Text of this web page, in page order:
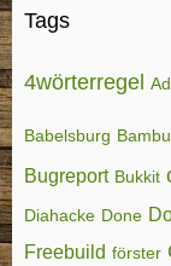
Tags
4wörterregel
Babelsburg
Bugreport Bukkit
Diahacke Done
Freebuild förster